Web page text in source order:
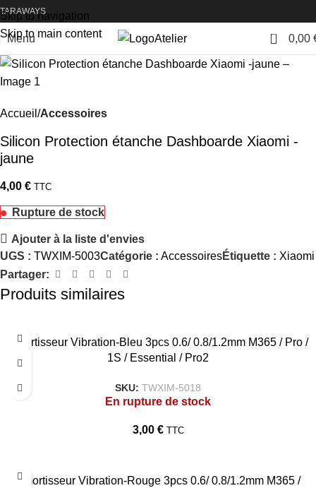
Skip to navigation
Skip to main content
TARAWAYS
Menu Atelier 0 0,00
Accueil Accessoires
Silicon Protection étanche Dashboarde Xiaomi -
jaune
4,00 € TTC
Rupture de stock
Ajouter à la liste d'envies
UGS : TWXIM-5003Catégorie : AccessoiresÉtiquette : Xiaomi
Partager:
Produits similaires
Amortisseur Vibration-Bleu 3pcs 0.6/ 0.8/1.2mm M365 / Pro /
1S / Essential / Pro2
SKU: TWXIM-5018
En rupture de stock
3,00 € TTC
Amortisseur Vibration-Rouge 3pcs 0.6/ 0.8/1.2mm M365 /